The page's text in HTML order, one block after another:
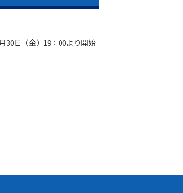
30日（金）19：00より開始